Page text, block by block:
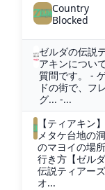
Country
Blocked
ゼルダの伝説
アキンについ
質問です。 -
ドの街で、フ
グ... -...
【ティアキン
メタケ台地の
のマヨイの場
行き方【ゼル
伝説ティアーズ
オ...